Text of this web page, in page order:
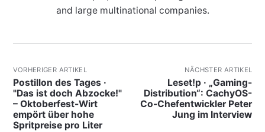
and large multinational companies.
VORHERIGER ARTIKEL
Postillon des Tages ·
"Das ist doch Abzocke!"
– Oktoberfest-Wirt
empört über hohe
Spritpreise pro Liter
NÄCHSTER ARTIKEL
Leset!p · „Gaming-
Distribution“: CachyOS-
Co-Chefentwickler Peter
Jung im Interview